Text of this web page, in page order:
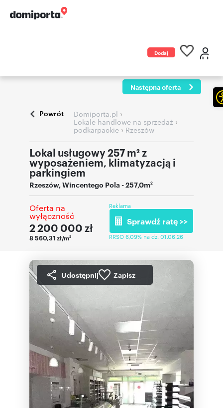
Dodaj
Następna oferta
Powrót Domiporta.pl ›
Lokale handlowe na sprzedaż ›
podkarpackie › Rzeszów
Lokal usługowy 257 m² z
wyposażeniem, klimatyzacją i
parkingiem
Rzeszów,Wincentego Pola- 257,0m2
Oferta na
wyłączność
2 200 000 zł
8 560,31 zł/m2
Reklama
Sprawdź ratę >>
RRSO 6,09% na dz. 01.06.26
Udostępnij Zapisz